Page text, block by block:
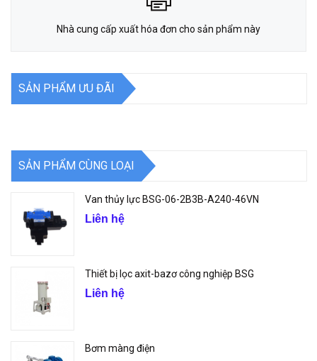
Nhà cung cấp xuất hóa đơn cho sản phẩm này
SẢN PHẨM ƯU ĐÃI
SẢN PHẨM CÙNG LOẠI
Van thủy lực BSG-06-2B3B-A240-46VN
Liên hệ
Thiết bị lọc axit-bazơ công nghiệp BSG
Liên hệ
Bơm màng điện